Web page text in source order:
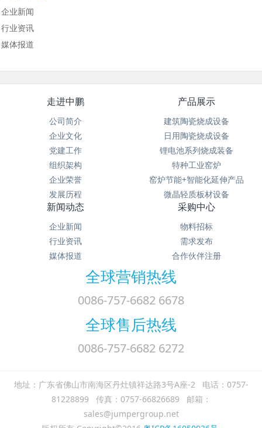
企业新闻
行业资讯
媒体报道
走进中鹏
公司简介
企业文化
党建工作
组织架构
企业荣誉
发展历程
产品展示
建筑陶瓷烧成设备
日用陶瓷烧成设备
锂电池系列烧成装备
特种工业窑炉
窑炉节能+智能化延伸产品
微晶轻质板材设备
新闻动态
企业新闻
行业资讯
媒体报道
采购中心
物料招标
需求发布
合作伙伴注册
全球营销热线
0086-757-6682 6678
全球售后热线
0086-757-6682 6272
地址：广东省佛山市南海区丹灶镇祥达路3号A座-2 电话：0757-
81228899 传真：0757-66826689 邮箱：
sales@jumpergroup.net